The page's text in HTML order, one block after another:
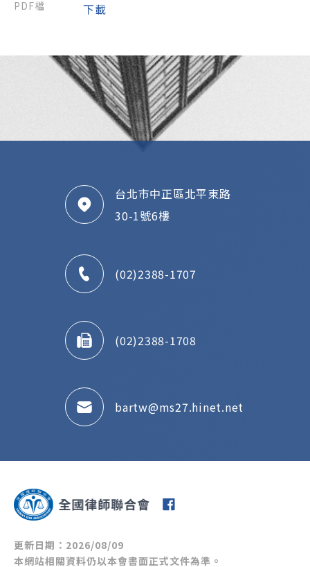
下載
台北市中正區北平東路
30-1號6樓
(02)2388-1707
(02)2388-1708
bartw@ms27.hinet.net
更新日期：2026/08/09
本網站相關資料仍以本會書面正式文件為準。